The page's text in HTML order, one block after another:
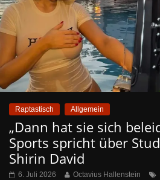
Raptastisch Allgemein
„Dann hat sie sich
Sports spricht über
Shirin David
6. Juli 2026 Octavius Hallenstein